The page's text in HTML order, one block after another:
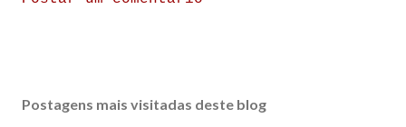
Postagens mais visitadas deste blog